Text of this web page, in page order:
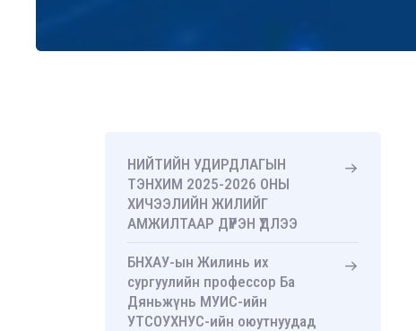
НИЙТИЙН УДИРДЛАГЫН
ТЭНХИМ 2025-2026 ОНЫ
ХИЧЭЭЛИЙН ЖИЛИЙГ
АМЖИЛТААР ДҮҮРЭН ҮДЛЭЭ
БНХАУ-ын Жилинь их
сургуулийн профессор Ба
Дяньжүнь МУИС-ийн
УТСОУХНУС-ийн оюутнуудад